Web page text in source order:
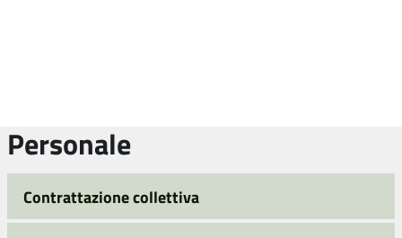
Personale
Contrattazione collettiva